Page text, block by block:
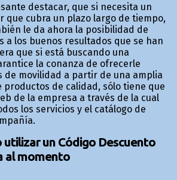
destacar, que si necesita un
que cubra un plazo largo de tiempo,
le da ahora la posibilidad de
a los buenos resultados que se han
que si está buscando una
la confianza de ofrecerle
de movilidad a partir de una amplia
productos de calidad, sólo tiene que
de la empresa a través de la cual
los servicios y el catálogo de
utilizar un Código Descuento
al momento